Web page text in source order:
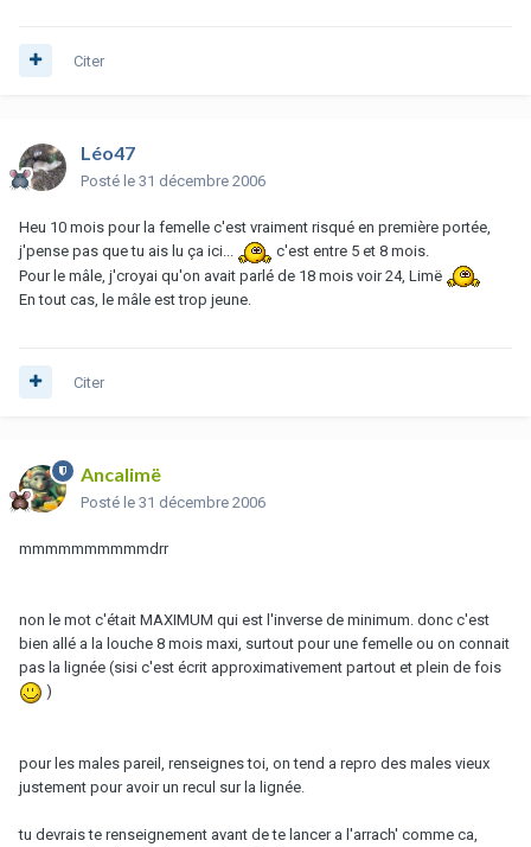
Citer
Léo47
Posté le 31 décembre 2006
Heu 10 mois pour la femelle c'est vraiment risqué en première portée,
j'pense pas que tu ais lu ça ici...
c'est entre 5 et 8 mois.
Pour le mâle, j'croyai qu'on avait parlé de 18 mois voir 24, Limë
En tout cas, le mâle est trop jeune.
Citer
Ancalimë
Posté le 31 décembre 2006
mmmmmmmmmmdrr
non le mot c'était MAXIMUM qui est l'inverse de minimum. donc c'est
bien allé a la louche 8 mois maxi, surtout pour une femelle ou on connait
pas la lignée (sisi c'est écrit approximativement partout et plein de fois
)
pour les males pareil, renseignes toi, on tend a repro des males vieux
justement pour avoir un recul sur la lignée.
tu devrais te renseignement avant de te lancer a l'arrach' comme ca,